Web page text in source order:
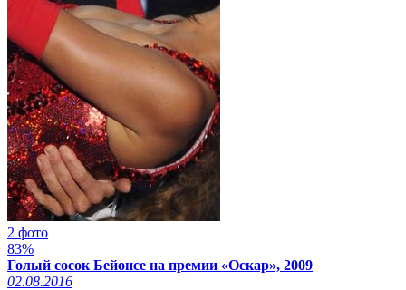
2 фото
83%
Голый сосок Бейонсе на премии «Оскар», 2009
02.08.2016